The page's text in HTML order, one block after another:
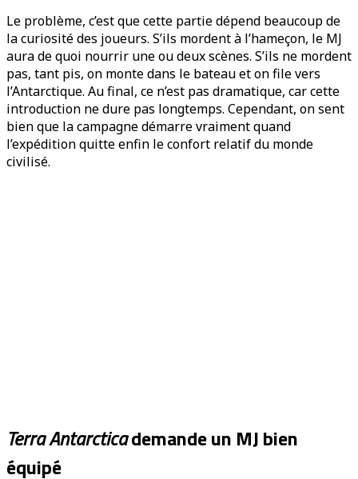
Le problème, c’est que cette partie dépend beaucoup de
la curiosité des joueurs. S’ils mordent à l’hameçon, le MJ
aura de quoi nourrir une ou deux scènes. S’ils ne mordent
pas, tant pis, on monte dans le bateau et on file vers
l’Antarctique. Au final, ce n’est pas dramatique, car cette
introduction ne dure pas longtemps. Cependant, on sent
bien que la campagne démarre vraiment quand
l’expédition quitte enfin le confort relatif du monde
civilisé.
Terra Antarcticademande un MJ bien
équipé